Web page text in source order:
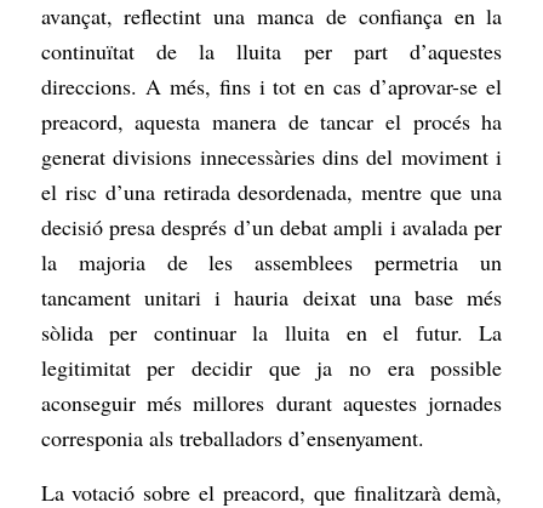
avançat, reflectint una manca de confiança en la
continuïtat de la lluita per part d’aquestes
direccions. A més, fins i tot en cas d’aprovar-se el
preacord, aquesta manera de tancar el procés ha
generat divisions innecessàries dins del moviment i
el risc d’una retirada desordenada, mentre que una
decisió presa després d’un debat ampli i avalada per
la majoria de les assemblees permetria un
tancament unitari i hauria deixat una base més
sòlida per continuar la lluita en el futur. La
legitimitat per decidir que ja no era possible
aconseguir més millores durant aquestes jornades
corresponia als treballadors d’ensenyament.
La votació sobre el preacord, que finalitzarà demà,